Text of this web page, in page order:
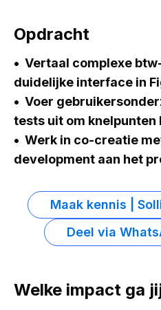
Opdracht
Vertaal complexe
duidelijke interface in
Voer
tests uit om knelpunten
Werk in co-creatie
development aan het
Maak kennis |
Deel via
Welke impact ga